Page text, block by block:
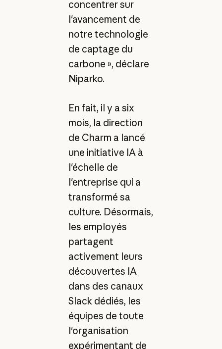
concentrer sur
l'avancement de
notre technologie
de captage du
carbone », déclare
Niparko.
En fait, il y a six
mois, la direction
de Charm a lancé
une initiative IA à
l'échelle de
l'entreprise qui a
transformé sa
culture. Désormais,
les employés
partagent
activement leurs
découvertes IA
dans des canaux
Slack dédiés, les
équipes de toute
l'organisation
expérimentant de